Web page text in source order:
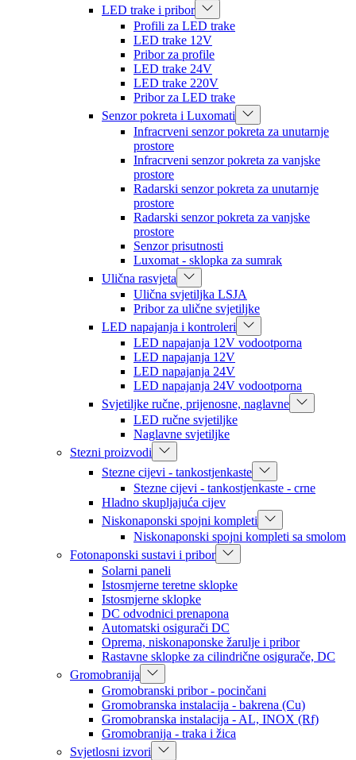
LED trake i pribor
Profili za LED trake
LED trake 12V
Pribor za profile
LED trake 24V
LED trake 220V
Pribor za LED trake
Senzor pokreta i Luxomati
Infracrveni senzor pokreta za unutarnje
prostore
Infracrveni senzor pokreta za vanjske
prostore
Radarski senzor pokreta za unutarnje
prostore
Radarski senzor pokreta za vanjske
prostore
Senzor prisutnosti
Luxomat - sklopka za sumrak
Ulična rasvjeta
Ulična svjetiljka LSJA
Pribor za ulične svjetiljke
LED napajanja i kontroleri
LED napajanja 12V vodootporna
LED napajanja 12V
LED napajanja 24V
LED napajanja 24V vodootporna
Svjetiljke ručne, prijenosne, naglavne
LED ručne svjetiljke
Naglavne svjetiljke
Stezni proizvodi
Stezne cijevi - tankostjenkaste
Stezne cijevi - tankostjenkaste - crne
Hladno skupljajuća cijev
Niskonaponski spojni kompleti
Niskonaponski spojni kompleti sa smolom
Fotonaponski sustavi i pribor
Solarni paneli
Istosmjerne teretne sklopke
Istosmjerne sklopke
DC odvodnici prenapona
Automatski osigurači DC
Oprema, niskonaponske žarulje i pribor
Rastavne sklopke za cilindrične osigurače, DC
Gromobranija
Gromobranski pribor - pocinčani
Gromobranska instalacija - bakrena (Cu)
Gromobranska instalacija - AL, INOX (Rf)
Gromobranija - traka i žica
Svjetlosni izvori